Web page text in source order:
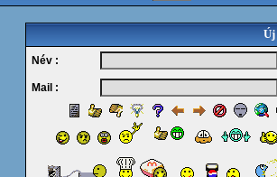
Új
Név :
Mail :